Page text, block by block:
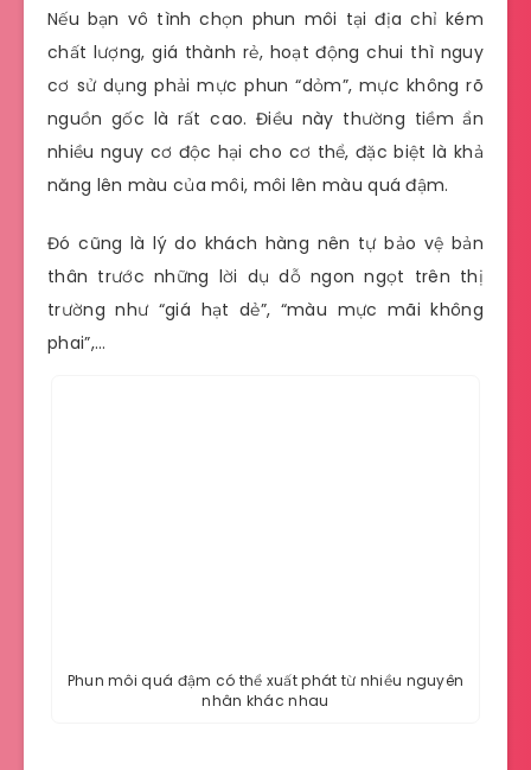
Nếu bạn vô tình chọn phun môi tại địa chỉ kém
chất lượng, giá thành rẻ, hoạt động chui thì nguy
cơ sử dụng phải mực phun “dỏm”, mực không rõ
nguồn gốc là rất cao. Điều này thường tiềm ẩn
nhiều nguy cơ độc hại cho cơ thể, đặc biệt là khả
năng lên màu của môi, môi lên màu quá đậm.
Đó cũng là lý do khách hàng nên tự bảo vệ bản
thân trước những lời dụ dỗ ngon ngọt trên thị
trường như “giá hạt dẻ”, “màu mực mãi không
phai”,…
Phun môi quá đậm có thể xuất phát từ nhiều nguyên
nhân khác nhau